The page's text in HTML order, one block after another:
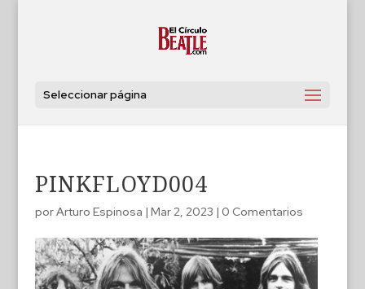
Seleccionar página
PINKFLOYD004
porArturo Espinosa | Mar 2, 2023 | 0 Comentarios